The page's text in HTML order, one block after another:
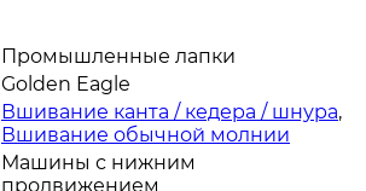
Промышленные лапки
Golden Eagle
Вшивание канта / кедера / шнура,
Вшивание обычной молнии
Машины с нижним
продвижением